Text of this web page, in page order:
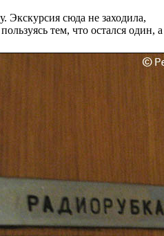
Экскурсия сюда не заходила,
тем, что остался один, а